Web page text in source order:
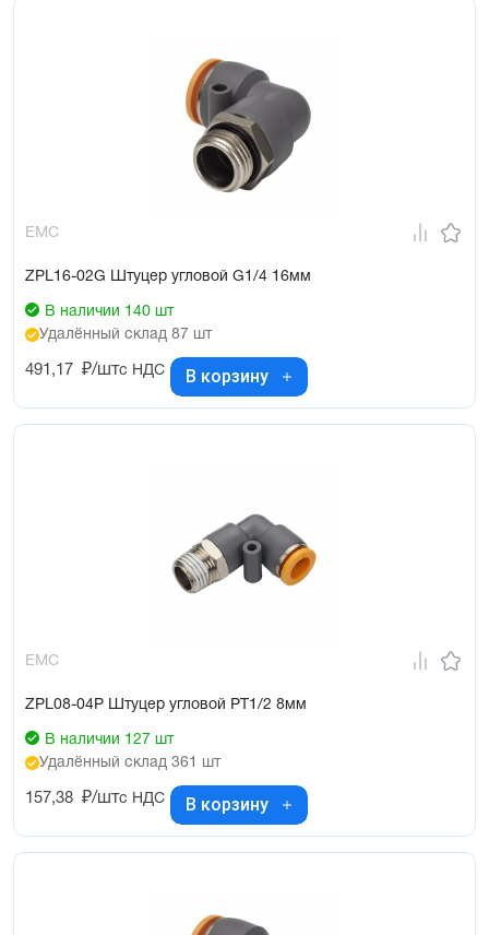
EMC
ZPL16-02G Штуцер угловой G1/4 16мм
В наличии 140 шт
Удалённый склад 87 шт
491,17 ₽/штс НДС В корзину
EMC
ZPL08-04P Штуцер угловой PT1/2 8мм
В наличии 127 шт
Удалённый склад 361 шт
157,38 ₽/штс НДС В корзину